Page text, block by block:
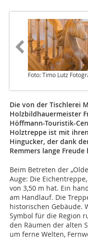
Foto: Timo Lutz
Die von der Tischlerei
Holzbildhauermeister
Höffmann-Touristik-
Holztreppe ist mit
Hingucker, der dank
Remmers lange
Beim Betreten der
Auge: Die
von 3,50 m hat. Ein
am Handlauf. Die
historischen Gebäude.
Symbol für die Region
den Räumen der alten
um ferne Welten,